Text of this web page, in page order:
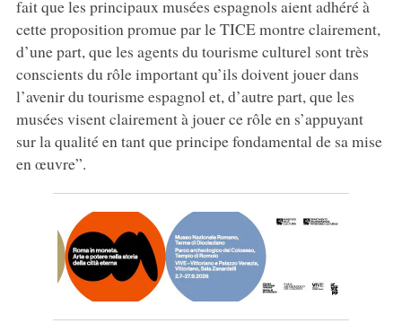
fait que les principaux musées espagnols aient adhéré à
cette proposition promue par le TICE montre clairement,
d’une part, que les agents du tourisme culturel sont très
conscients du rôle important qu’ils doivent jouer dans
l’avenir du tourisme espagnol et, d’autre part, que les
musées visent clairement à jouer ce rôle en s’appuyant
sur la qualité en tant que principe fondamental de sa mise
en œuvre”.